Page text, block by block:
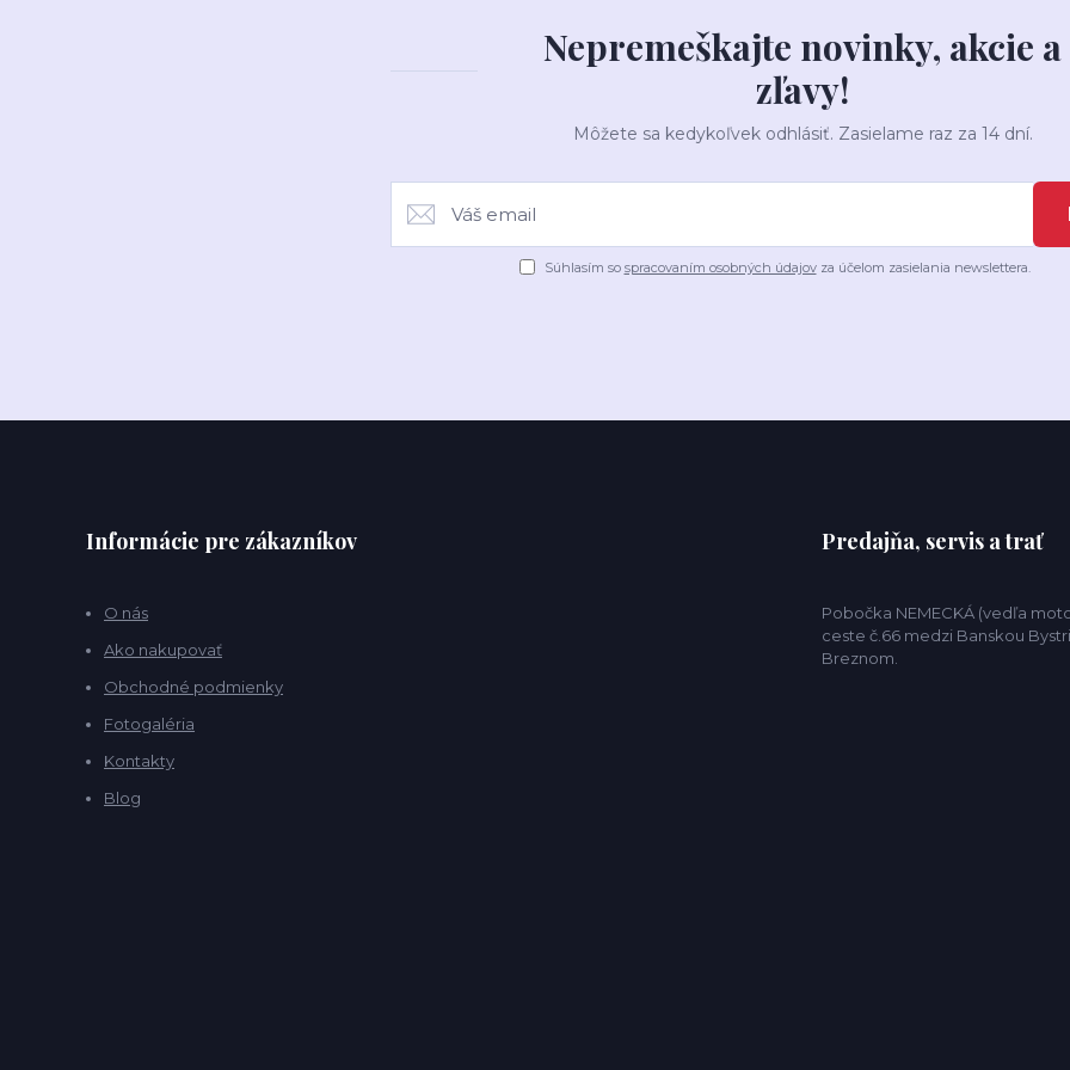
Nepremeškajte novinky, akcie a
zľavy!
Môžete sa kedykoľvek odhlásiť. Zasielame raz za 14 dní.
Súhlasím so spracovaním osobných údajovza účelom zasielania newslettera.
Informácie pre zákazníkov
O nás
Ako nakupovať
Obchodné podmienky
Fotogaléria
Kontakty
Blog
Predajňa, servis a trať
Pobočka NEMECKÁ (vedľa
ceste č.66 medzi Banskou
Breznom.